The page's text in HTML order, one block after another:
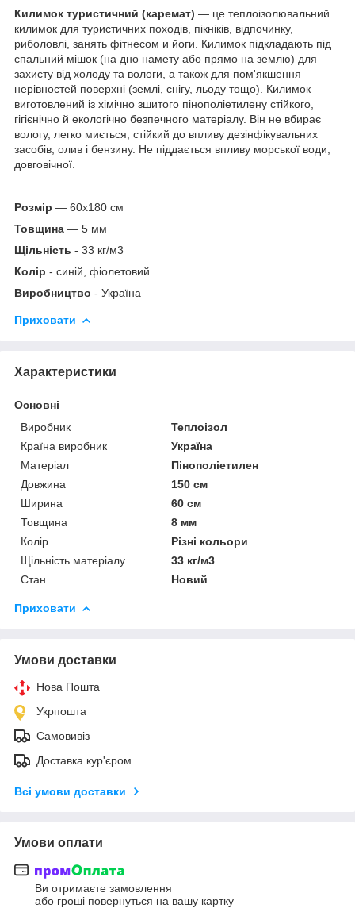
Килимок туристичний (каремат) — це теплоізолювальний
килимок для туристичних походів, пікніків, відпочинку,
риболовлі, занять фітнесом и йоги. Килимок підкладають під
спальний мішок (на дно намету або прямо на землю) для
захисту від холоду та вологи, а також для пом'якшення
нерівностей поверхні (землі, снігу, льоду тощо). Килимок
виготовлений із хімічно зшитого пінополіетилену стійкого,
гігієнічно й екологічно безпечного матеріалу. Він не вбирає
вологу, легко миється, стійкий до впливу дезінфікувальних
засобів, олив і бензину. Не піддається впливу морської води,
довговічної.
Розмір — 60х180 см
Товщина — 5 мм
Щільність - 33 кг/м3
Колір - синій, фіолетовий
Виробництво - Україна
Приховати
Характеристики
Основні
Виробник
Теплоізол
Країна виробник
Україна
Матеріал
Пінополіетилен
Довжина
150 см
Ширина
60 см
Товщина
8 мм
Колір
Різні кольори
Щільність матеріалу
33 кг/м3
Стан
Новий
Приховати
Умови доставки
Нова Пошта
Укрпошта
Самовивіз
Доставка кур'єром
Всі умови доставки
Умови оплати
Ви отримаєте замовлення
або гроші повернуться на вашу картку